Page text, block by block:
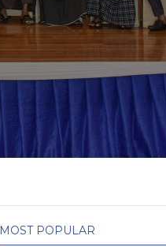
MOST POPULAR